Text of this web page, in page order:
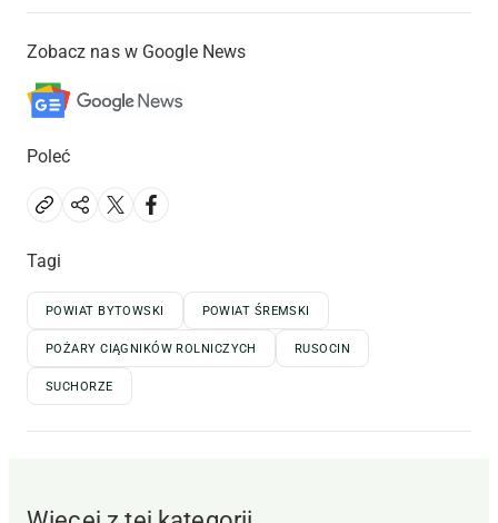
Zobacz nas w Google News
Poleć
Tagi
POWIAT BYTOWSKI POWIAT ŚREMSKI
POŻARY CIĄGNIKÓW ROLNICZYCH RUSOCIN
SUCHORZE